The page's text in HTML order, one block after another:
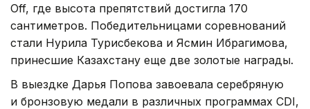
Off, где высота препятствий достигла 170
сантиметров. Победительницами соревнований
стали Нурила Турисбекова и Ясмин Ибрагимова,
принесшие Казахстану еще две золотые награды.
В выездке Дарья Попова завоевала серебряную
и бронзовую медали в различных программах CDI,